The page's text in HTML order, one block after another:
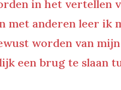
in het vertellen
met anderen leer ik
worden van
een brug te slaan